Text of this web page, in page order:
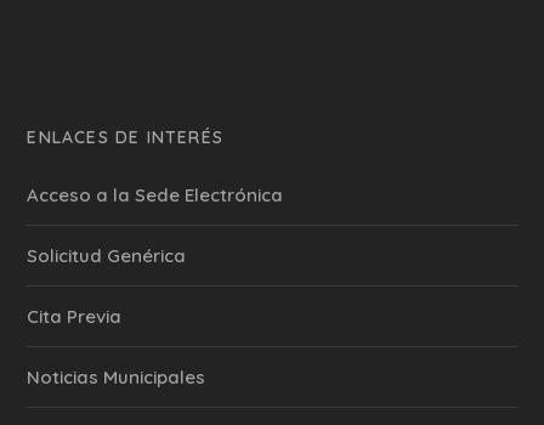
ENLACES DE INTERÉS
Acceso a la Sede Electrónica
Solicitud Genérica
Cita Previa
‎Noticias Municipales